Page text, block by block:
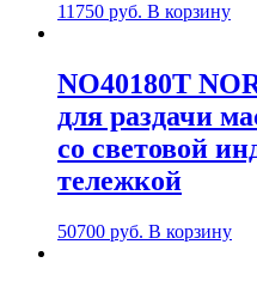
11750 руб. В корзину
NO40180T
для раздачи
со световой
тележкой
50700 руб. В корзину